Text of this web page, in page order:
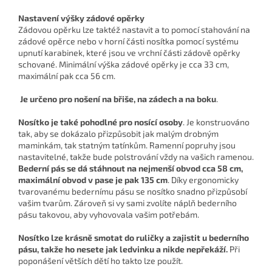
Nastavení výšky zádové opěrky
Zádovou opěrku lze taktéž nastavit a to pomocí stahování na
zádové opěrce nebo v horní části nosítka pomocí systému
upnutí karabinek, které jsou ve vrchní části zádově opěrky
schované. Minimální výška zádové opěrky je cca 33 cm,
maximální pak cca 56 cm.
Je určeno pro nošení na břiše, na zádech a na boku.
Nosítko je taképohodlné pro nosící osoby. Je konstruováno
tak, aby se dokázalo přizpůsobit jak malým drobným
maminkám, tak statným tatínkům. Ramenní popruhy jsou
nastavitelné, takže bude polstrování vždy na vašich ramenou.
Bederní pás se dá stáhnout na nejmenší obvod cca 58 cm,
maximální obvod v pase je pak 135 cm. Díky ergonomicky
tvarovanému bedernímu pásu se nosítko snadno přizpůsobí
vašim tvarům. Zároveň si vy sami zvolíte náplň bederního
pásu takovou, aby vyhovovala vašim potřebám.
Nosítko lze krásně smotat do ruličky a zajistit u bederního
pásu, takže ho nesete jak ledvinku a nikde nepřekáží. Při
poponášení větších dětí ho takto lze použít.